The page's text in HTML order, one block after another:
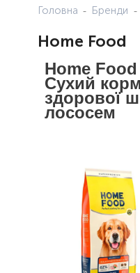
Головна Бренди
Home Food
Home
Сухий
здорової
лососем